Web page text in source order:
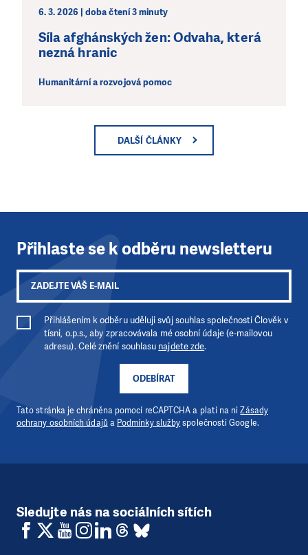
6. 3. 2026 | doba čtení 3 minuty
Síla afghánských žen: Odvaha, která
nezná hranic
Humanitární a rozvojová pomoc
DALŠÍ ČLÁNKY
Přihlaste se k odběru newsletteru
ODEBÍRAT
Přihlášením k odběru uděluji svůj souhlas společnosti Člověk v
tísni, o.p.s., aby zpracovávala mé osobní údaje (e-mailovou
adresu). Celé znění souhlasu najdete zde.
Tato stránka je chráněna pomocí reCAPTCHA a platí na niZásady
ochrany osobních údajů a Podmínky službyspolečnosti Google.
Sledujte nás na sociálních sítích